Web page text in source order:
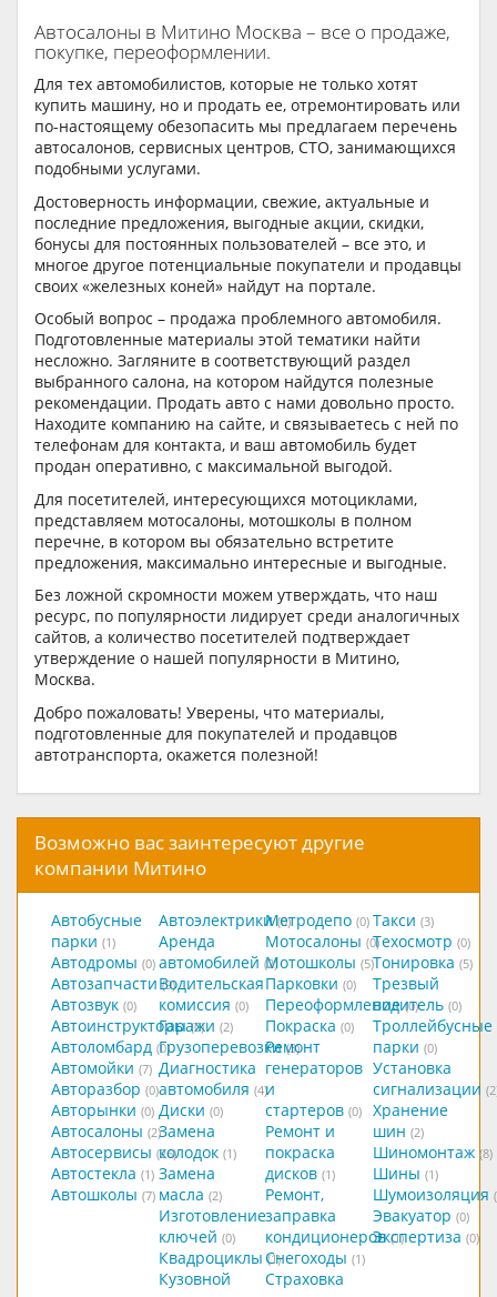
Автосалоны в Митино Москва – все о продаже,
покупке, переоформлении.
Для тех автомобилистов, которые не только хотят
купить машину, но и продать ее, отремонтировать или
по-настоящему обезопасить мы предлагаем перечень
автосалонов, сервисных центров, СТО, занимающихся
подобными услугами.
Достоверность информации, свежие, актуальные и
последние предложения, выгодные акции, скидки,
бонусы для постоянных пользователей – все это, и
многое другое потенциальные покупатели и продавцы
своих «железных коней» найдут на портале.
Особый вопрос – продажа проблемного автомобиля.
Подготовленные материалы этой тематики найти
несложно. Загляните в соответствующий раздел
выбранного салона, на котором найдутся полезные
рекомендации. Продать авто с нами довольно просто.
Находите компанию на сайте, и связываетесь с ней по
телефонам для контакта, и ваш автомобиль будет
продан оперативно, с максимальной выгодой.
Для посетителей, интересующихся мотоциклами,
представляем мотосалоны, мотошколы в полном
перечне, в котором вы обязательно встретите
предложения, максимально интересные и выгодные.
Без ложной скромности можем утверждать, что наш
ресурс, по популярности лидирует среди аналогичных
сайтов, а количество посетителей подтверждает
утверждение о нашей популярности в Митино,
Москва.
Добро пожаловать! Уверены, что материалы,
подготовленные для покупателей и продавцов
автотранспорта, окажется полезной!
Возможно вас заинтересуют другие
компании Митино
Автобусные
парки (1)
Автодромы (0)
Автозапчасти (9)
Автозвук (0)
Автоинструкторы (0)
Автоломбард (0)
Автомойки (7)
Авторазбор (0)
Авторынки (0)
Автосалоны (2)
Автосервисы (26)
Автостекла (1)
Автошколы (7)
Автоэлектрики (0)
Аренда
автомобилей (2)
Водительская
комиссия (0)
Гаражи (2)
Грузоперевозки (3)
Диагностика
автомобиля (4)
Диски (0)
Замена
колодок (1)
Замена
масла (2)
Изготовление
ключей (0)
Квадроциклы (1)
Кузовной
Метродепо (0)
Мотосалоны (0)
Мотошколы (5)
Парковки (0)
Переоформление (0)
Покраска (0)
Ремонт
генераторов
и
стартеров (0)
Ремонт и
покраска
дисков (1)
Ремонт,
заправка
кондиционеров (1)
Снегоходы (1)
Страховка
Такси (3)
Техосмотр (0)
Тонировка (5)
Трезвый
водитель (0)
Троллейбусные
парки (0)
Установка
сигнализации
Хранение
шин (2)
Шиномонтаж (8)
Шины (1)
Шумоизоляция
Эвакуатор (0)
Экспертиза (0)